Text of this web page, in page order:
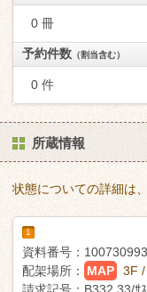
0 冊
予約件数 （割当含む）
0 件
所蔵情報
状態についての詳細は
1
資料番号： 100730993
配架場所：
MAP
3F
請求記号： B332.33/ｻ